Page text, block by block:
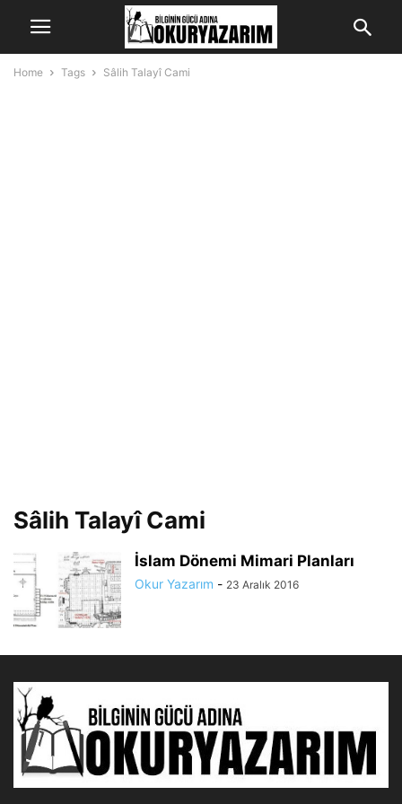
Home Tags Sâlih Talayî Cami
Sâlih Talayî Cami
İslam Dönemi Mimari Planları
Okur Yazarım - 23 Aralık 2016